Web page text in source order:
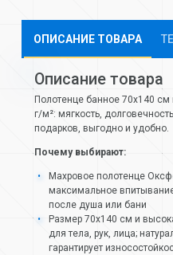
ОПИСАНИЕ ТОВАРА
Описание товара
Полотенце банное 70х140 см
г/м²: мягкость,
подарков, выгодно и удобно.
Почему выбирают:
Махровое полотенце
максимальное
после душа или бани
Размер 70х140 см и
для тела, рук, лица;
гарантирует